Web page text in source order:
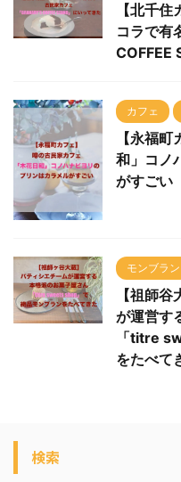
コラで
COFFEE
カフェ
【永福町
和」コ
がすごい
モンブラン
【祖師谷
が運営
「titre
をたべて
検索